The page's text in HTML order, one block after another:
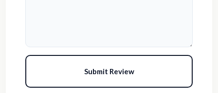
Submit Review